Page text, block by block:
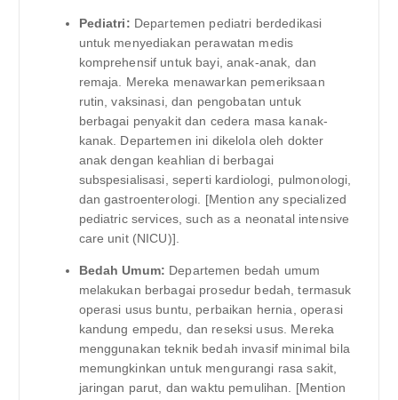
Pediatri: Departemen pediatri berdedikasi
untuk menyediakan perawatan medis
komprehensif untuk bayi, anak-anak, dan
remaja. Mereka menawarkan pemeriksaan
rutin, vaksinasi, dan pengobatan untuk
berbagai penyakit dan cedera masa kanak-
kanak. Departemen ini dikelola oleh dokter
anak dengan keahlian di berbagai
subspesialisasi, seperti kardiologi, pulmonologi,
dan gastroenterologi. [Mention any specialized
pediatric services, such as a neonatal intensive
care unit (NICU)].
Bedah Umum: Departemen bedah umum
melakukan berbagai prosedur bedah, termasuk
operasi usus buntu, perbaikan hernia, operasi
kandung empedu, dan reseksi usus. Mereka
menggunakan teknik bedah invasif minimal bila
memungkinkan untuk mengurangi rasa sakit,
jaringan parut, dan waktu pemulihan. [Mention